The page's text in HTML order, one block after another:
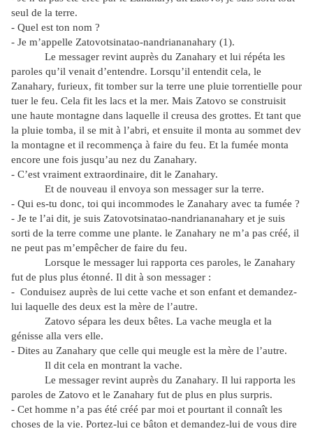
seul de la terre.
- Quel est ton nom ?
- Je m’appelle Zatovotsinatao-nandriananahary (1).
Le messager revint auprès du Zanahary et lui répéta les
paroles qu’il venait d’entendre. Lorsqu’il entendit cela, le
Zanahary, furieux, fit tomber sur la terre une pluie torrentielle pour
tuer le feu. Cela fit les lacs et la mer. Mais Zatovo se construisit
une haute montagne dans laquelle il creusa des grottes. Et tant que
la pluie tomba, il se mit à l’abri, et ensuite il monta au sommet dev
la montagne et il recommença à faire du feu. Et la fumée monta
encore une fois jusqu’au nez du Zanahary.
- C’est vraiment extraordinaire, dit le Zanahary.
Et de nouveau il envoya son messager sur la terre.
- Qui es-tu donc, toi qui incommodes le Zanahary avec ta fumée ?
- Je te l’ai dit, je suis Zatovotsinatao-nandriananahary et je suis
sorti de la terre comme une plante. le Zanahary ne m’a pas créé, il
ne peut pas m’empêcher de faire du feu.
Lorsque le messager lui rapporta ces paroles, le Zanahary
fut de plus plus étonné. Il dit à son messager :
- Conduisez auprès de lui cette vache et son enfant et demandez-
lui laquelle des deux est la mère de l’autre.
Zatovo sépara les deux bêtes. La vache meugla et la
génisse alla vers elle.
- Dites au Zanahary que celle qui meugle est la mère de l’autre.
Il dit cela en montrant la vache.
Le messager revint auprès du Zanahary. Il lui rapporta les
paroles de Zatovo et le Zanahary fut de plus en plus surpris.
- Cet homme n’a pas été créé par moi et pourtant il connaît les
choses de la vie. Portez-lui ce bâton et demandez-lui de vous dire